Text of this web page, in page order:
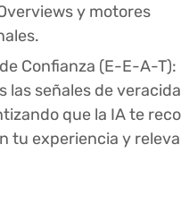
y motores
Confianza (E-E-A-T):
las señales de
que la IA te
tu experiencia y